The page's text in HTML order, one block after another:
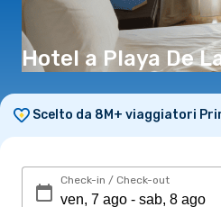
Hotel a Playa De
Scelto da 8M+ viaggiatori
Check-in / Check-out